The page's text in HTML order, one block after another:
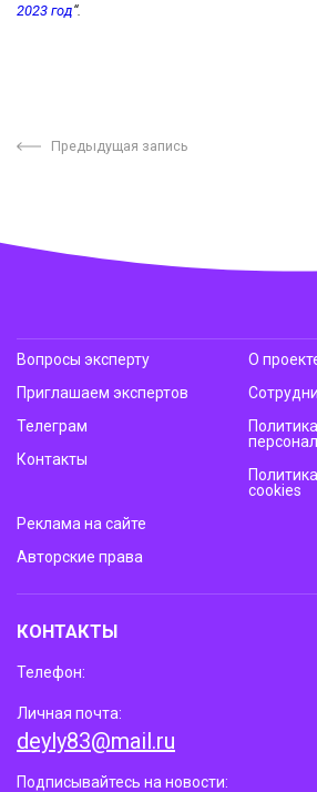
2023 год“.
Предыдущая запись
Вопросы эксперту
Приглашаем экспертов
Телеграм
Контакты
О
cookies
Реклама на сайте
Авторские права
КОНТАКТЫ
Телефон:
Личная почта:
deyly83@mail.ru
Подписывайтесь на новости: